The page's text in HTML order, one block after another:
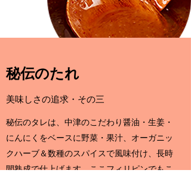
​秘伝のたれ
美味しさの追求・その三
秘伝のタレは、中津のこだわり醤油・生姜・
にんにくをベースに野菜・果汁、オーガニッ
クハーブ＆数種のスパイスで風味付け、長時
間熟成で仕上げます。ここフィリピンでもこ